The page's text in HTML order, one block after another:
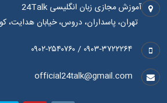
آموزش مجازی زبان انگلیسی 24Talk
تهران، پاسداران، دروس، خیابان هدایت،
۰۹۰۳-۳۷۲۲۲۶۴ / ۰۹۰۲-۲۵۴۰۷۶۰
official24talk@gmail.com